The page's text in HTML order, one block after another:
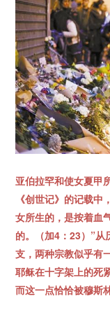
亚伯拉罕和使女夏甲
《创世记》的记载
女所生的，是按着血
的。（加4：23）”从
支，两种宗教似乎有
耶稣在十字架上的死
而这一点恰恰被穆斯